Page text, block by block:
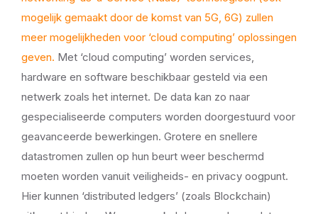
mogelijk gemaakt door de komst van 5G, 6G) zullen
meer mogelijkheden voor ‘cloud computing’ oplossingen
geven. Met ‘cloud computing’ worden services,
hardware en software beschikbaar gesteld via een
netwerk zoals het internet. De data kan zo naar
gespecialiseerde computers worden doorgestuurd voor
geavanceerde bewerkingen. Grotere en snellere
datastromen zullen op hun beurt weer beschermd
moeten worden vanuit veiligheids- en privacy oogpunt.
Hier kunnen ‘distributed ledgers’ (zoals Blockchain)